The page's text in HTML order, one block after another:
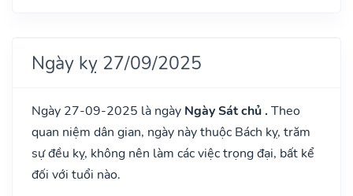
Ngày kỵ 27/09/2025
Ngày 27-09-2025 là ngày Ngày Sát chủ . Theo
quan niệm dân gian, ngày này thuộc Bách kỵ, trăm
sự đều kỵ, không nên làm các việc trọng đại, bất kể
đối với tuổi nào.